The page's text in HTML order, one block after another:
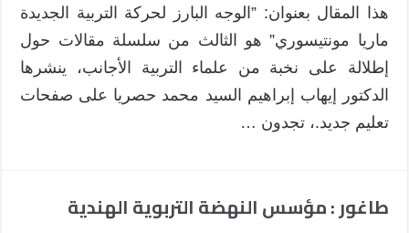
هذا المقال بعنوان: ”الوجه البارز لحركة التربية الجديدة
ماريا مونتيسوري” هو الثالث من سلسلة مقالات حول
إطلالة على نخبة من علماء التربية الأجانب، ينشرها
الدكتور إيهاب إبراهيم السيد محمد حصريا على صفحات
تعليم جديد.، تجدون …
طاغور : مؤسس النهضة التربوية الهندية